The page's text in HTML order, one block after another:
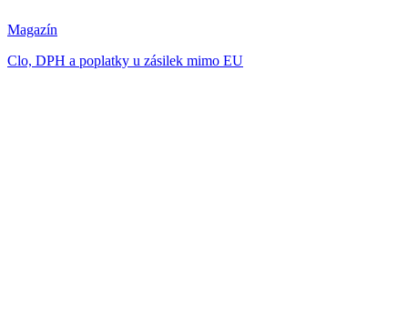
Magazín
Clo, DPH a poplatky u zásilek mimo EU